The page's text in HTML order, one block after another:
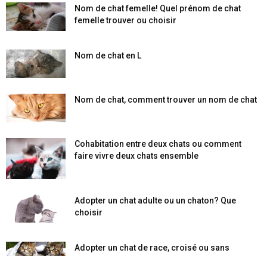
Nom de chat femelle! Quel prénom de chat
femelle trouver ou choisir
Nom de chat en L
Nom de chat, comment trouver un nom de chat
Cohabitation entre deux chats ou comment
faire vivre deux chats ensemble
Adopter un chat adulte ou un chaton? Que
choisir
Adopter un chat de race, croisé ou sans